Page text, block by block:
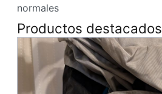
normales
Productos destacados